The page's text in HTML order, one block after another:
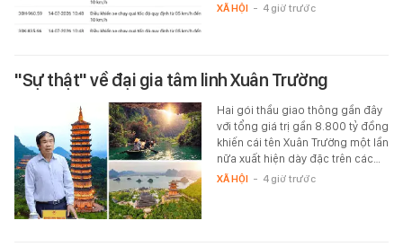
XÃ HỘI - 4 giờ trước
"Sự thật" về đại gia tâm linh Xuân Trường
Hai gói thầu giao thông gần đây
với tổng giá trị gần 8.800 tỷ đồng
khiến cái tên Xuân Trường một lần
nữa xuất hiện dày đặc trên các…
XÃ HỘI - 4 giờ trước